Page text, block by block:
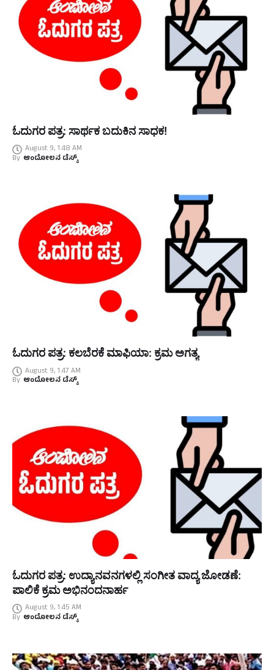
ಓದುಗರ ಪತ್ರ: ಸಾರ್ಥಕ ಬದುಕಿನ ಸಾಧಕ!
August 9, 1:48 AM
By ಆಂದೋಲನ ಡೆಸ್ಕ್
ಓದುಗರ ಪತ್ರ: ಕಲಬೆರಕೆ ಮಾಫಿಯಾ: ಕ್ರಮ ಅಗತ್ಯ
August 9, 1:47 AM
By ಆಂದೋಲನ ಡೆಸ್ಕ್
ಓದುಗರ ಪತ್ರ: ಉದ್ಯಾನವನಗಳಲ್ಲಿ ಸಂಗೀತ ವಾದ್ಯ ಜೋಡಣೆ:
ಪಾಲಿಕೆ ಕ್ರಮ ಅಭಿನಂದನಾರ್ಹ
August 9, 1:45 AM
By ಆಂದೋಲನ ಡೆಸ್ಕ್